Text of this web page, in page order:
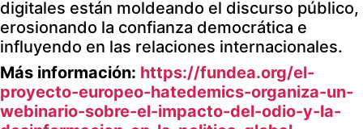
digitales están moldeando el discurso público,
erosionando la confianza democrática e
influyendo en las relaciones internacionales.
Más información: https://fundea.org/el-
proyecto-europeo-hatedemics-organiza-un-
webinario-sobre-el-impacto-del-odio-y-la-